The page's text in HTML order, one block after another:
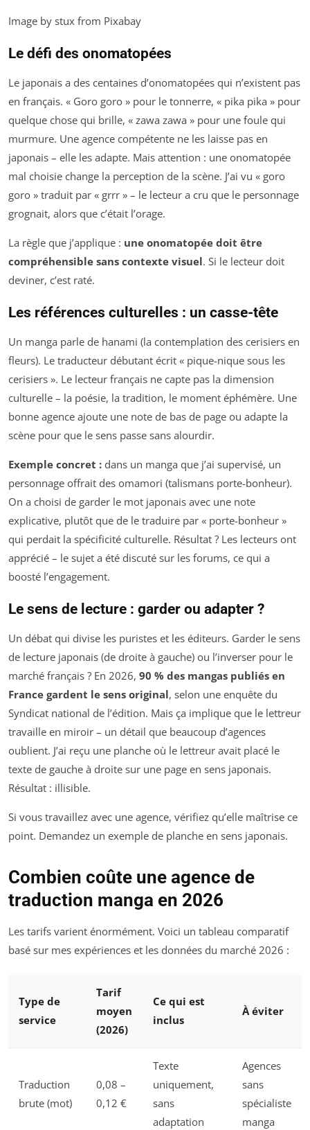
Image by stux from Pixabay
Le défi des onomatopées
Le japonais a des centaines d’onomatopées qui n’existent pas
en français. « Goro goro » pour le tonnerre, « pika pika » pour
quelque chose qui brille, « zawa zawa » pour une foule qui
murmure. Une agence compétente ne les laisse pas en
japonais – elle les adapte. Mais attention : une onomatopée
mal choisie change la perception de la scène. J’ai vu « goro
goro » traduit par « grrr » – le lecteur a cru que le personnage
grognait, alors que c’était l’orage.
La règle que j’applique : une onomatopée doit être
compréhensible sans contexte visuel. Si le lecteur doit
deviner, c’est raté.
Les références culturelles : un casse-tête
Un manga parle de hanami (la contemplation des cerisiers en
fleurs). Le traducteur débutant écrit « pique-nique sous les
cerisiers ». Le lecteur français ne capte pas la dimension
culturelle – la poésie, la tradition, le moment éphémère. Une
bonne agence ajoute une note de bas de page ou adapte la
scène pour que le sens passe sans alourdir.
Exemple concret : dans un manga que j’ai supervisé, un
personnage offrait des omamori (talismans porte-bonheur).
On a choisi de garder le mot japonais avec une note
explicative, plutôt que de le traduire par « porte-bonheur »
qui perdait la spécificité culturelle. Résultat ? Les lecteurs ont
apprécié – le sujet a été discuté sur les forums, ce qui a
boosté l’engagement.
Le sens de lecture : garder ou adapter ?
Un débat qui divise les puristes et les éditeurs. Garder le sens
de lecture japonais (de droite à gauche) ou l’inverser pour le
marché français ? En 2026, 90 % des mangas publiés en
France gardent le sens original, selon une enquête du
Syndicat national de l’édition. Mais ça implique que le lettreur
travaille en miroir – un détail que beaucoup d’agences
oublient. J’ai reçu une planche où le lettreur avait placé le
texte de gauche à droite sur une page en sens japonais.
Résultat : illisible.
Si vous travaillez avec une agence, vérifiez qu’elle maîtrise ce
point. Demandez un exemple de planche en sens japonais.
Combien coûte une agence de
traduction manga en 2026
Les tarifs varient énormément. Voici un tableau comparatif
basé sur mes expériences et les données du marché 2026 :
Type de
service
Tarif
moyen
(2026)
Ce qui est
inclus
À éviter
Traduction
brute (mot)
0,08 –
0,12 €
Texte
uniquement,
sans
adaptation
Agences
sans
spécialiste
manga